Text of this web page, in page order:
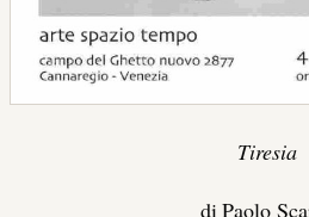
Tiresia
di Paolo